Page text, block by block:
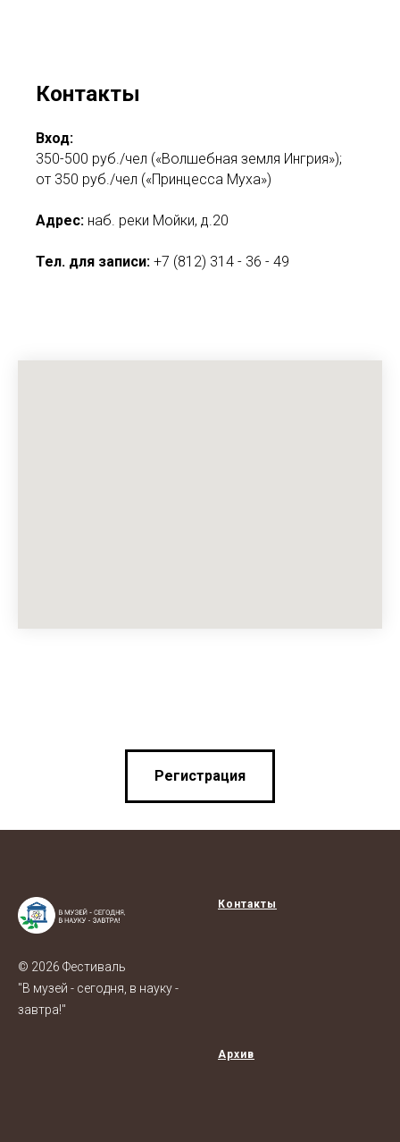
Контакты
Вход:
350-500 руб./чел («Волшебная земля Ингрия»);
от 350 руб./чел («Принцесса Муха»)
Адрес: наб. реки Мойки, д.20
Тел. для записи: +7 (812) 314 - 36 - 49
Регистрация
© 2026 Фестиваль
"В музей - сегодня, в науку -
завтра!"
Контакты
Архив